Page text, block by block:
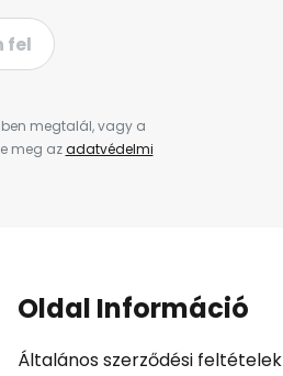
fel
megtalál, vagy a
meg azadatvédelmi
Oldal Információ
Általános szerződési feltételek